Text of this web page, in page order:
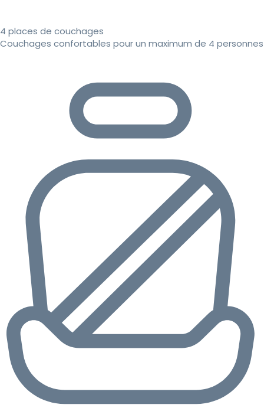
4 places de couchages
Couchages confortables pour un maximum de 4 personnes